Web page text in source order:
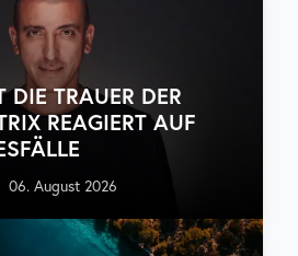
DIE TRAUER DER
REAGIERT AUF
06. August 2026